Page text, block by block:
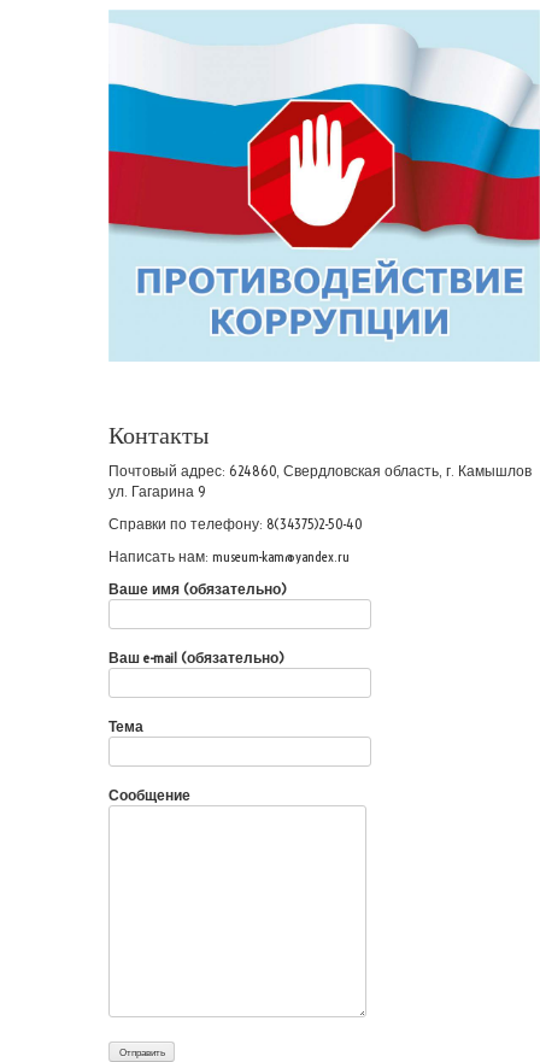
Контакты
Почтовый адрес: 624860, Свердловская область, г. Камышлов
ул. Гагарина 9
Справки по телефону: 8(34375)2-50-40
Написать нам: museum-kam@yandex.ru
Ваше имя (обязательно)
Ваш e-mail (обязательно)
Тема
Сообщение